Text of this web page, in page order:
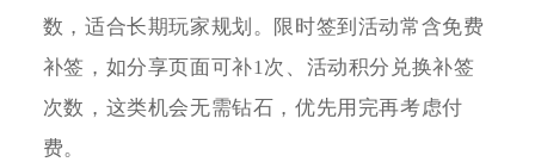
数，适合长期玩家规划。限时签到活动常含免费
补签，如分享页面可补1次、活动积分兑换补签
次数，这类机会无需钻石，优先用完再考虑付
费。